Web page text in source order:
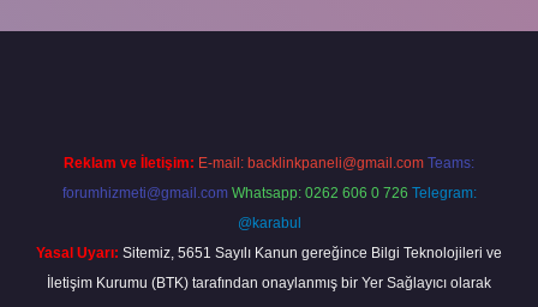
Reklam ve İletişim: E-mail: backlinkpaneli@gmail.com Teams:
forumhizmeti@gmail.com Whatsapp: 0262 606 0 726 Telegram:
@karabul
Yasal Uyarı: Sitemiz, 5651 Sayılı Kanun gereğince Bilgi Teknolojileri ve
İletişim Kurumu (BTK) tarafından onaylanmış bir Yer Sağlayıcı olarak